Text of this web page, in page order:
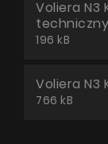
Voliera N3
techniczny
196 kB
Voliera N3
766 kB